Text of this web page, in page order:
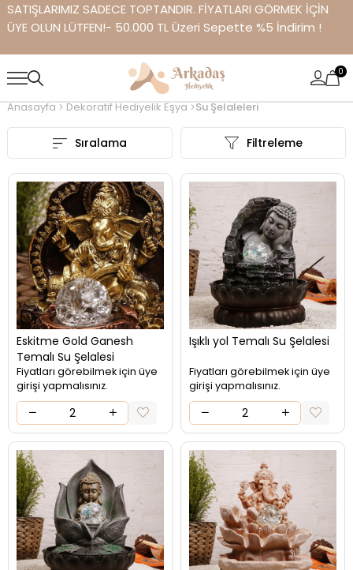
SATIŞLARIMIZ SADECE TOPTANDIR. FİYATLARI GÖRMEK İÇİN
ÜYE OLUN LÜTFEN!- 50.000 TL Üzeri Sepette %5 İndirim !
0
Anasayfa Dekoratif Hediyelik Eşya Su Şelaleleri
Filtreleme
Sıralama
Eskitme Gold Ganesh
Temalı Su Şelalesi
Fiyatları görebilmek için üye
girişi yapmalısınız.
Işıklı yol Temalı Su Şelalesi
Fiyatları görebilmek için üye
girişi yapmalısınız.